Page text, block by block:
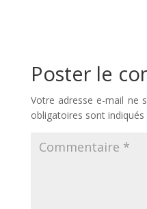
Poster le
Votre adresse e-mail ne
obligatoires sont indiqués